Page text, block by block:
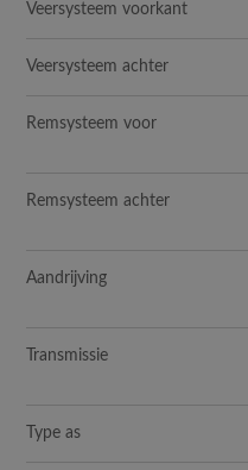
Veersysteem voorkant
Veersysteem achter
Remsysteem voor
Remsysteem achter
Aandrijving
Transmissie
Type as